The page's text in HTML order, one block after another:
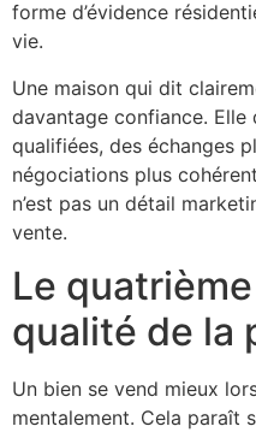
forme d’évidence
vie.
Une maison qui dit
davantage confiance.
qualifiées, des échanges
négociations plus
n’est pas un détail
vente.
Le
qualité de la
Un bien se vend mieux
mentalement. Cela paraît